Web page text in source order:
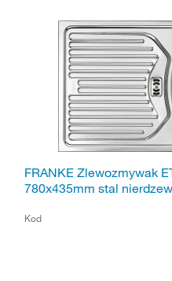
FRANKE Zlewozmywak
780x435mm stal
Kod